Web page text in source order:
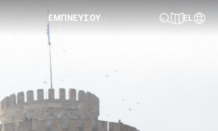
ΕΜΠΝΕΥΣΟΥ EL